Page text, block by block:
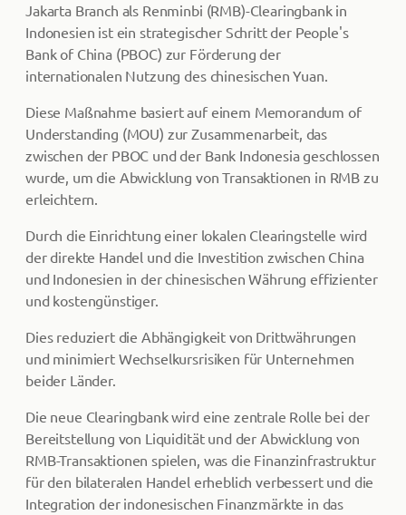
Jakarta Branch als Renminbi (RMB)-Clearingbank in
Indonesien ist ein strategischer Schritt der People's
Bank of China (PBOC) zur Förderung der
internationalen Nutzung des chinesischen Yuan.
Diese Maßnahme basiert auf einem Memorandum of
Understanding (MOU) zur Zusammenarbeit, das
zwischen der PBOC und der Bank Indonesia geschlossen
wurde, um die Abwicklung von Transaktionen in RMB zu
erleichtern.
Durch die Einrichtung einer lokalen Clearingstelle wird
der direkte Handel und die Investition zwischen China
und Indonesien in der chinesischen Währung effizienter
und kostengünstiger.
Dies reduziert die Abhängigkeit von Drittwährungen
und minimiert Wechselkursrisiken für Unternehmen
beider Länder.
Die neue Clearingbank wird eine zentrale Rolle bei der
Bereitstellung von Liquidität und der Abwicklung von
RMB-Transaktionen spielen, was die Finanzinfrastruktur
für den bilateralen Handel erheblich verbessert und die
Integration der indonesischen Finanzmärkte in das